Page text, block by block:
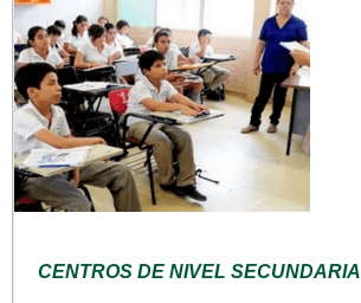
CENTROS DE NIVEL SECUNDARIA